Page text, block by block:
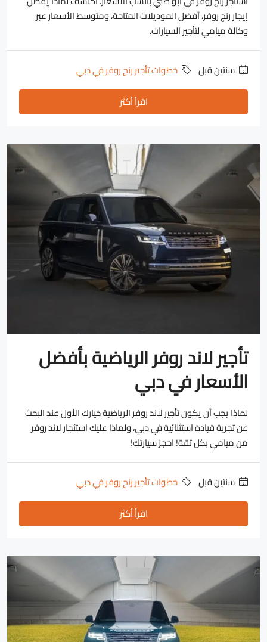
إيجار رنج روفر، أفضل الموديلات المتاحة، ومتوسط الأسعار عبر
وكالة ميامي لتأجير السيارات.
‏سنتين قبل
خطوات تأجير رنج روفر في دبي
اقرأ أكثر
تأجير لاند روفر الرياضية بأفضل
الأسعار في دبي
لماذا يجب أن يكون تأجير لاند روفر الرياضية خيارك الأول عند البحث
عن تجربة قيادة استثنائية في دبي، ولماذا عليك استئجار لاند روفر
من ميامي بكل ثقة! احجز سيارتك!
‏سنتين قبل
خطوات تأجير رنج روفر في دبي
اقرأ أكثر